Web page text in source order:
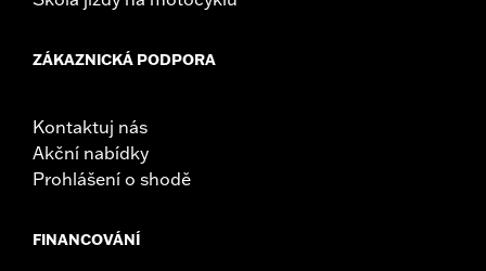
ZÁKAZNICKÁ PODPORA
Kontaktuj nás
Akční nabídky
Prohlášení o shodě
FINANCOVÁNÍ